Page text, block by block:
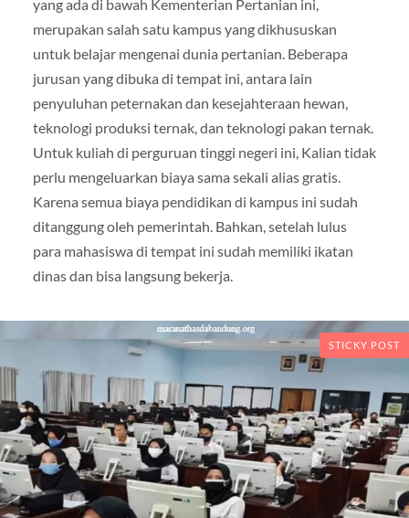
yang ada di bawah Kementerian Pertanian ini,
merupakan salah satu kampus yang dikhususkan
untuk belajar mengenai dunia pertanian. Beberapa
jurusan yang dibuka di tempat ini, antara lain
penyuluhan peternakan dan kesejahteraan hewan,
teknologi produksi ternak, dan teknologi pakan ternak.
Untuk kuliah di perguruan tinggi negeri ini, Kalian tidak
perlu mengeluarkan biaya sama sekali alias gratis.
Karena semua biaya pendidikan di kampus ini sudah
ditanggung oleh pemerintah. Bahkan, setelah lulus
para mahasiswa di tempat ini sudah memiliki ikatan
dinas dan bisa langsung bekerja.
STICKY POST